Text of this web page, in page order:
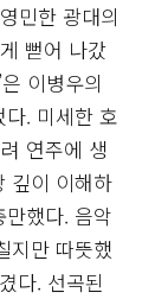
민한 광대의
뻗어 나갔
이병우의
. 미세한 호
연주에 생
깊이 이해하
했다. 음악
지만 따뜻했
다. 선곡된